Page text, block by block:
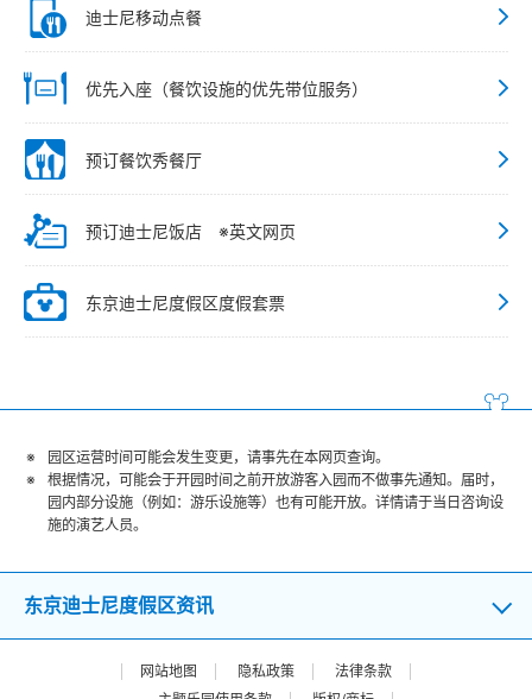
迪士尼移动点餐
优先入座（餐饮设施的优先带位服务）
预订餐饮秀餐厅
预订迪士尼饭店 ※英文网页
东京迪士尼度假区度假套票
园区运营时间可能会发生变更，请事先在本网页查询。
根据情况，可能会于开园时间之前开放游客入园而不做事先通知。届时，
园内部分设施（例如：游乐设施等）也有可能开放。详情请于当日咨询设
施的演艺人员。
东京迪士尼度假区资讯
网站地图 隐私政策
法律条款